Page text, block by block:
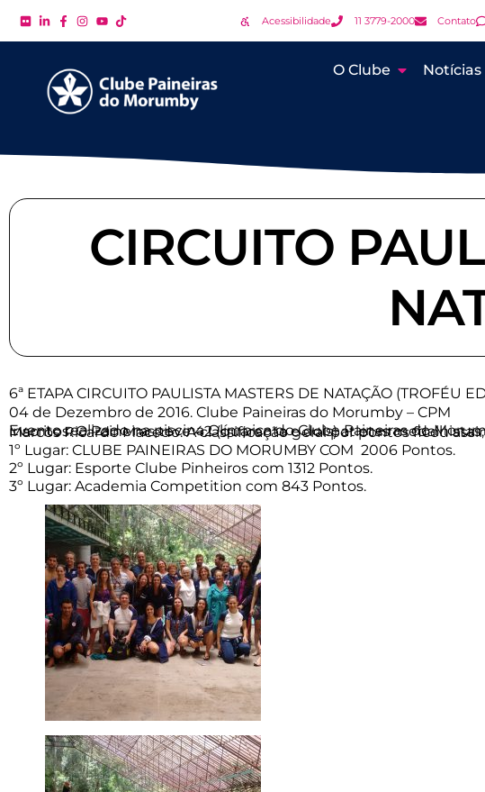
Acessibilidade 11 3779-2000 Contato
O Clube Notícias
CIRCUITO
6ª ETAPA CIRCUITO PAULISTA MASTERS DE NATAÇÃO (TROFÉU
04 de Dezembro de 2016. Clube Paineiras do Morumby – CPM
Evento realizado na piscina Olímpica do Clube Paineiras do Morumby, com a participação de 26 entidades, somando um total de 274 atletas inscritos. O Paineiras teve 42 (quarenta e dois) atletas medalhistas, que conquistaram medalhas até 3º (terceiro) lugares. Nosso técnico foi Marcos Ricardo Macedo. A classificação geral por pontos
1º Lugar: CLUBE PAINEIRAS DO MORUMBY COM 2006 Pontos.
2º Lugar: Esporte Clube Pinheiros com 1312 Pontos.
3º Lugar: Academia Competition com 843 Pontos.